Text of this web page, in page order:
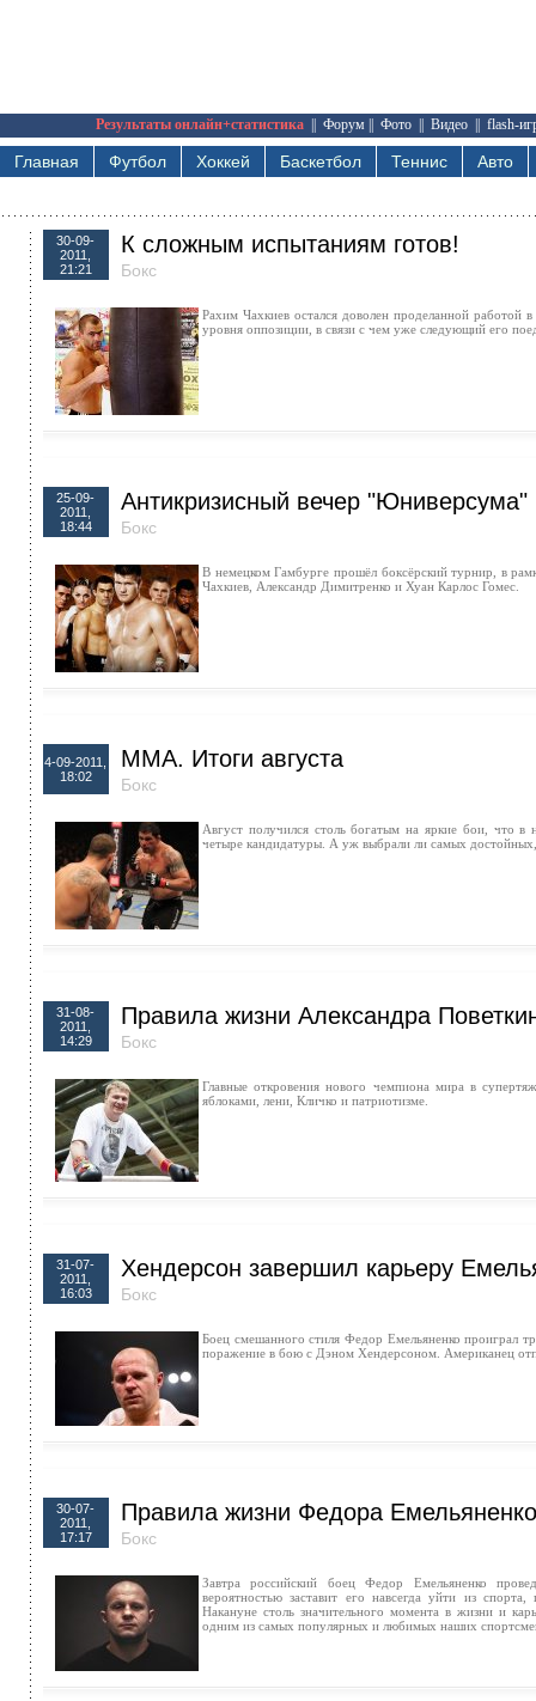
Результаты онлайн+статистика Форум Фото Видео flash-
Главная Футбол Хоккей Баскетбол Теннис Авто
30-09-
2011,
21:21
К сложным испытаниям готов!
Бокс
Рахим Чахкиев остался доволен проделанной
уровня оппозиции, в связи с чем уже следующий его
25-09-
2011,
18:44
Антикризисный вечер "Юниверсума"
Бокс
В немецком Гамбурге прошёл боксёрский турнир, в
Чахкиев, Александр Димитренко и Хуан Карлос Гомес.
4-09-2011,
18:02
ММА. Итоги августа
Бокс
Август получился столь богатым на яркие бои, что в
четыре кандидатуры. А уж выбрали ли самых
31-08-
2011,
14:29
Правила жизни Александра
Бокс
Главные откровения нового чемпиона мира в
яблоками, лени, Кличко и патриотизме.
31-07-
2011,
16:03
Хендерсон завершил карьеру
Бокс
Боец смешанного стиля Федор Емельяненко проиграл
поражение в бою с Дэном Хендерсоном. Американец
30-07-
2011,
17:17
Правила жизни Федора Емельяненко
Бокс
Завтра российский боец Федор Емельяненко
вероятностью заставит его навсегда уйти из
Накануне столь значительного момента в жизни и
одним из самых популярных и любимых наших